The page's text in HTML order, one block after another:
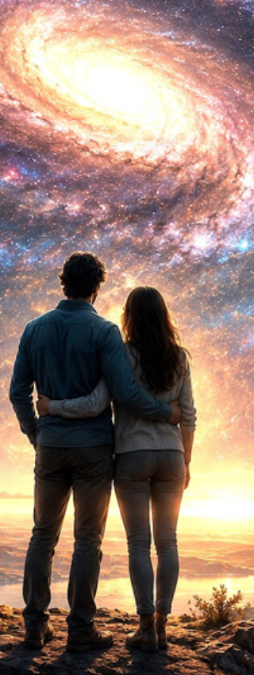
comienza a aparecer una posibilidad todavía
más desconcer